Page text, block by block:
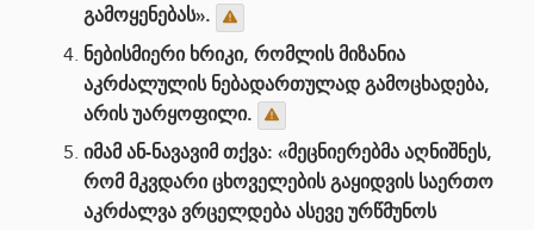
გამოყენებას».
ნებისმიერი ხრიკი, რომლის მიზანია
აკრძალულის ნებადართულად გამოცხადება,
არის უარყოფილი.
იმამ ან-ნავავიმ თქვა: «მეცნიერებმა აღნიშნეს,
რომ მკვდარი ცხოველების გაყიდვის საერთო
აკრძალვა ვრცელდება ასევე ურწმუნოს